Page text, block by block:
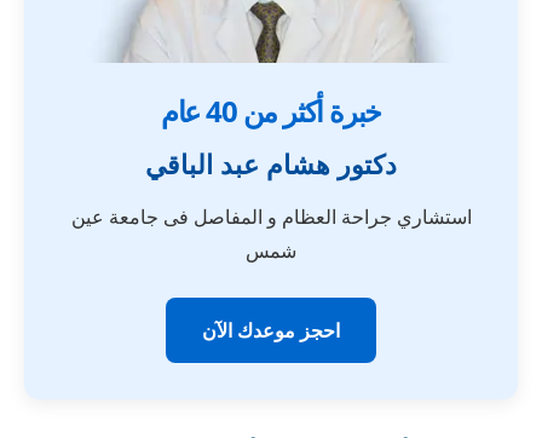
خبرة أكثر من 40 عام
دكتور هشام عبد الباقي
استشاري جراحة العظام و المفاصل فى جامعة عين
شمس
احجز موعدك الآن